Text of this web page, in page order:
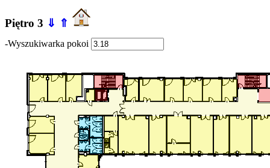
Piętro 3 ⇓ ⇑
-Wyszukiwarka pokoi